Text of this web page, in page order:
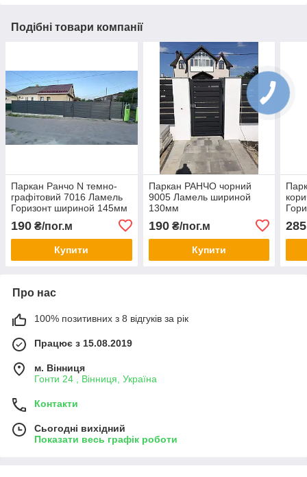
Подібні товари компанії
Паркан Ранчо N темно-
графітовий 7016 Ламель
Горизонт шириной 145мм
190 ₴/пог.м
Купити
Паркан РАНЧО чорний
9005 Ламель шириной
130мм
190₴/пог.м
Купити
285
Про нас
100% позитивних з 8 відгуків за рік
Працює з 15.08.2019
м. Вінниця
Гонти 24 , Вінниця, Україна
Контакти
Сьогодні вихідний
Показати весь графік роботи